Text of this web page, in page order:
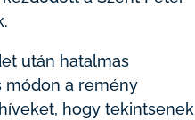
után hatalmas
módon a remény
hogy tekintsenek